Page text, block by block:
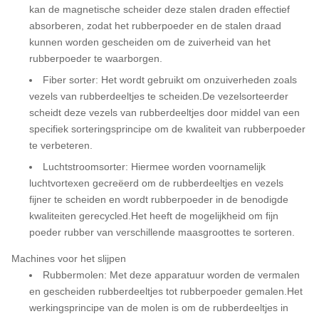
kan de magnetische scheider deze stalen draden effectief
absorberen, zodat het rubberpoeder en de stalen draad
kunnen worden gescheiden om de zuiverheid van het
rubberpoeder te waarborgen.
Fiber sorter: Het wordt gebruikt om onzuiverheden zoals
vezels van rubberdeeltjes te scheiden.De vezelsorteerder
scheidt deze vezels van rubberdeeltjes door middel van een
specifiek sorteringsprincipe om de kwaliteit van rubberpoeder
te verbeteren.
Luchtstroomsorter: Hiermee worden voornamelijk
luchtvortexen gecreëerd om de rubberdeeltjes en vezels
fijner te scheiden en wordt rubberpoeder in de benodigde
kwaliteiten gerecycled.Het heeft de mogelijkheid om fijn
poeder rubber van verschillende maasgroottes te sorteren.
Machines voor het slijpen
Rubbermolen: Met deze apparatuur worden de vermalen
en gescheiden rubberdeeltjes tot rubberpoeder gemalen.Het
werkingsprincipe van de molen is om de rubberdeeltjes in